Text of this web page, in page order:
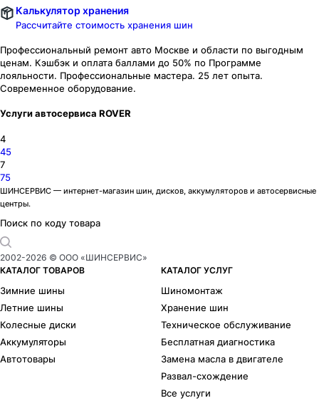
Калькулятор хранения
Рассчитайте стоимость хранения шин
Профессиональный ремонт авто Москве и области по выгодным
ценам. Кэшбэк и оплата баллами до 50% по Программе
лояльности. Профессиональные мастера. 25 лет опыта.
Современное оборудование.
Услуги автосервиса ROVER
4
45
7
75
ШИНСЕРВИС — интернет-магазин шин, дисков, аккумуляторов и автосервисные
центры.
Поиск по коду товара
2002-2026 © ООО «ШИНСЕРВИС»
КАТАЛОГ ТОВАРОВ
Зимние шины
Летние шины
Колесные диски
Аккумуляторы
Автотовары
КАТАЛОГ УСЛУГ
Шиномонтаж
Хранение шин
Техническое обслуживание
Бесплатная диагностика
Замена масла в двигателе
Развал-схождение
Все услуги